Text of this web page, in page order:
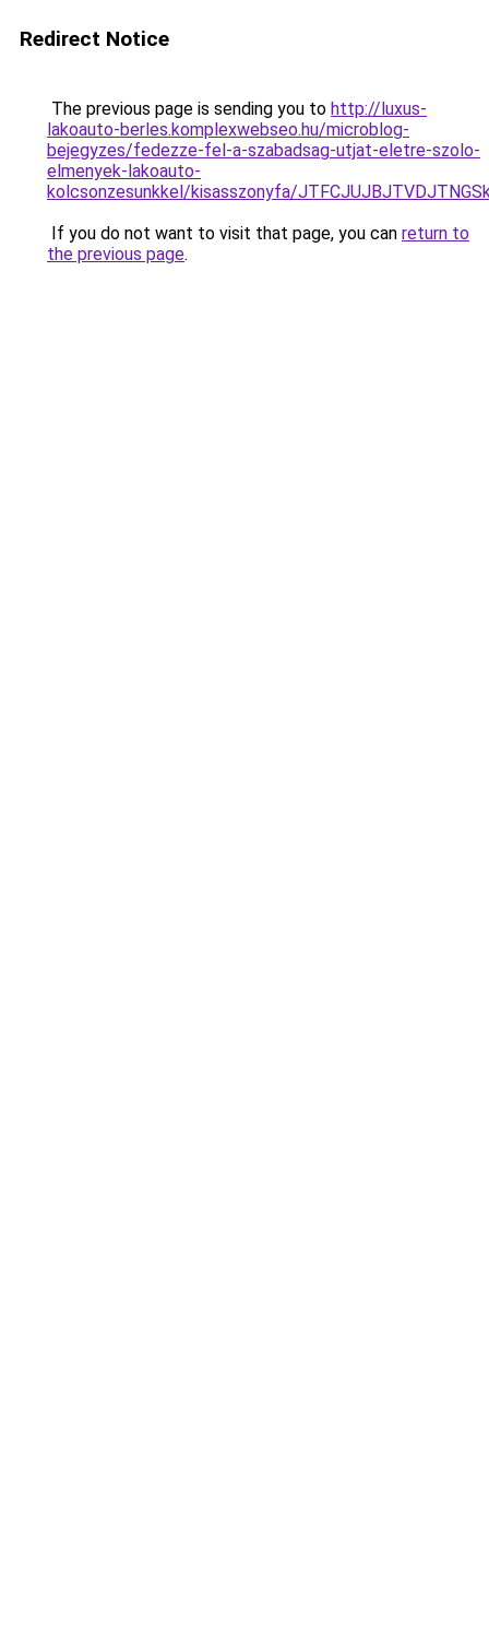
Redirect Notice
The previous page is sending you to http://luxus-
lakoauto-berles.komplexwebseo.hu/microblog-
bejegyzes/fedezze-fel-a-szabadsag-utjat-eletre-szolo-
elmenyek-lakoauto-
kolcsonzesunkkel/kisasszonyfa/
If you do not want to visit that page, you can return to
the previous page.